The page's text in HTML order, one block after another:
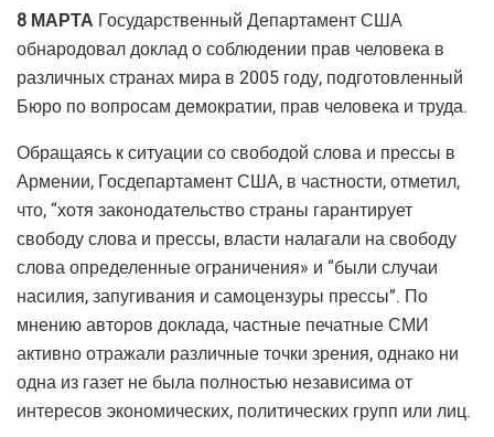
8 МАРТА Государственный Департамент США
обнародовал доклад о соблюдении прав человека в
различных странах мира в 2005 году, подготовленный
Бюро по вопросам демократии, прав человека и труда.
Обращаясь к ситуации со свободой слова и прессы в
Армении, Госдепартамент США, в частности, отметил,
что, “хотя законодательство страны гарантирует
свободу слова и прессы, власти налагали на свободу
слова определенные ограничения» и “были случаи
насилия, запугивания и самоцензуры прессы”. По
мнению авторов доклада, частные печатные СМИ
активно отражали различные точки зрения, однако ни
одна из газет не была полностью независима от
интересов экономических, политических групп или лиц.